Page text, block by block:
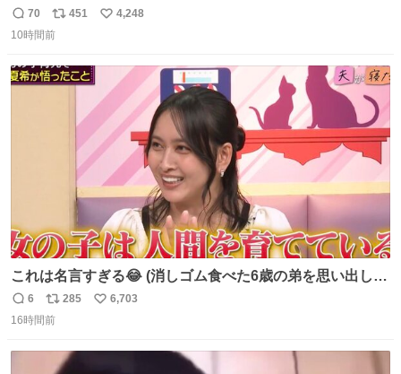
パクトシティつくって高齢者を住ませる考えらしい 病院も
全部駅前にある
返
信
70
リ
ポ
ト
451
い
4,248
10時間前
これは名言すぎる😂 (消しゴム食べた6歳の弟を思い出しな
がら)
返
信
6
リ
ポ
285
い
6,703
16時間前